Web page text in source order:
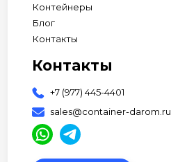
Контейнеры
Блог
Контакты
Контакты
+7 (977) 445-4401
sales@container-darom.ru